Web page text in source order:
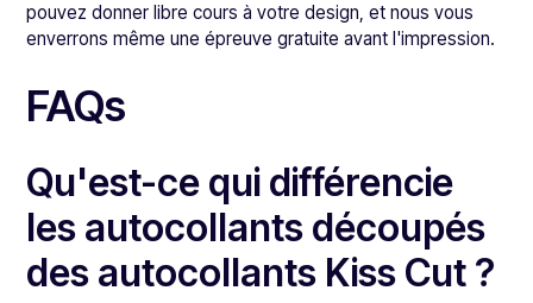
pouvez donner libre cours à votre design, et nous vous
enverrons même une épreuve gratuite avant l'impression.
FAQs
Qu'est-ce qui différencie
les autocollants découpés
des autocollants Kiss Cut ?